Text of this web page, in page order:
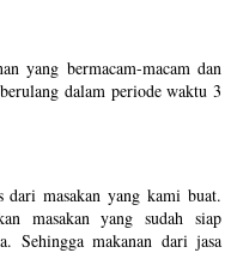
yang bermacam-macam dan
dalam periode waktu 3
dari masakan yang kami buat.
masakan yang sudah siap
Sehingga makanan dari jasa